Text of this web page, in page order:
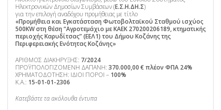
Ηλεκτρονικών Δημοσίων Συμβάσεων (Ε.Σ.Η.ΔΗ.Σ)
για την επιλογή αναδόχου προμήθειας με τίτλο
«Προμήθεια και Εγκατάσταση Φωτοβολταϊκού Σταθμού ισχύος
500KW στη θέση “Αγροτεμάχιο με ΚΑΕΚ 270200206189, κτηματικής
περιοχής Καρυδίτσας” (ΕΕΛ1) του Δήμου Κοζάνης της
Περιφερειακής Ενότητας Κοζάνης»
ΑΡΙΘΜΟΣ ΔΙΑΚΗΡΥΞΗΣ: 7/2024
ΠΡΟΫΠΟΛΟΓΙΖΟΜΕΝΗ ΔΑΠΑΝΗ: 370.000,00 € πλέον ΦΠΑ 24%
ΧΡΗΜΑΤΟΔΟΤΗΣΗ: ΙΔΙΟΙ ΠΟΡΟΙ – 100%
Κ.Α.: 15-01-01-2306
Κατεβάστε τα ακόλουθα έντυπα